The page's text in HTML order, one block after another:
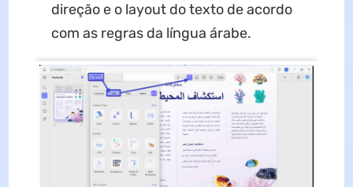
direção e o layout do texto de acordo
com as regras da língua árabe.